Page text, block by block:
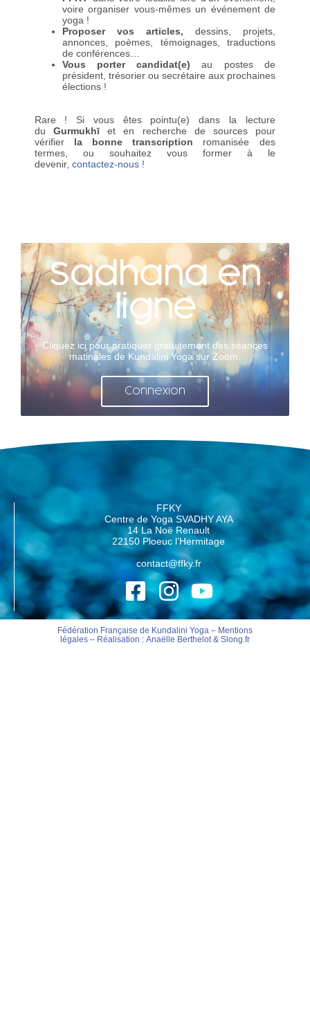
voire organiser vous-mêmes un événement de
yoga !
Proposer vos articles, dessins, projets,
annonces, poèmes, témoignages, traductions
de conférences…
Vous porter candidat(e) au postes de
président, trésorier ou secrétaire aux prochaines
élections !
Rare ! Si vous êtes pointu(e) dans la lecture
du Gurmukhī et en recherche de sources pour
vérifier la bonne transcription romanisée des
termes, ou souhaitez vous former à le
devenir, contactez-nous !
Sadhana en
ligne
Cliquez ici pour pratiquer gratuitement des séances
matinales de Kundalini Yoga sur Zoom.
Connexion
FFKY
Centre de Yoga SVADHY AYA
14 La Noë Renault
22150 Ploeuc l’Hermitage
contact@ffky.fr
Fédération Française de Kundalini Yoga – Mentions
légales– Réalisation : Anaëlle Berthelot& Slong.fr